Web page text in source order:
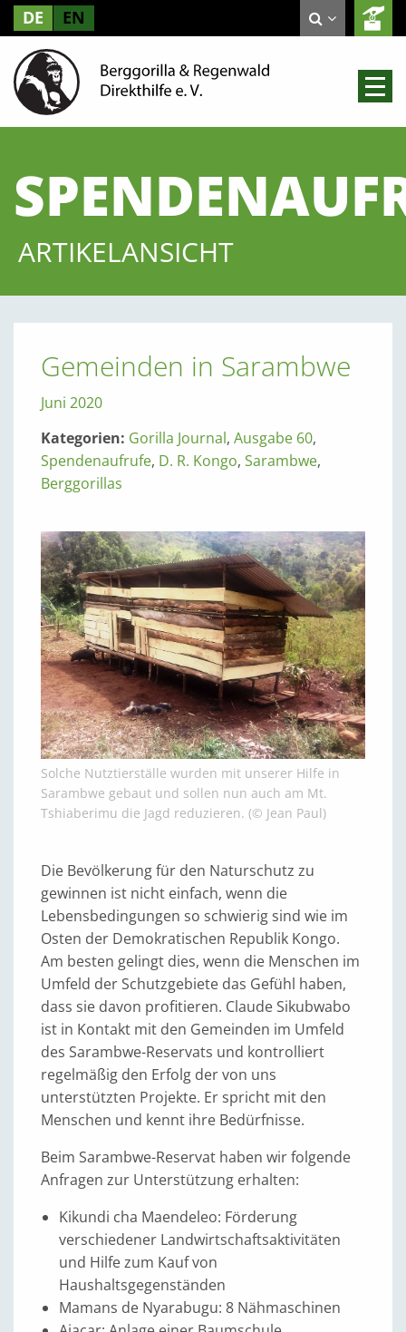
DE EN
ARTIKELANSICHT
Gemeinden in Sarambwe
Juni 2020
Kategorien: Gorilla Journal, Ausgabe 60,
Spendenaufrufe, D. R. Kongo, Sarambwe,
Berggorillas
Solche Nutztierställe wurden mit unserer Hilfe in
Sarambwe gebaut und sollen nun auch am Mt.
Tshiaberimu die Jagd reduzieren. (© Jean Paul)
Die Bevölkerung für den Naturschutz zu
gewinnen ist nicht einfach, wenn die
Lebensbedingungen so schwierig sind wie im
Osten der Demokratischen Republik Kongo.
Am besten gelingt dies, wenn die Menschen im
Umfeld der Schutzgebiete das Gefühl haben,
dass sie davon profitieren. Claude Sikubwabo
ist in Kontakt mit den Gemeinden im Umfeld
des Sarambwe-Reservats und kontrolliert
regelmäßig den Erfolg der von uns
unterstützten Projekte. Er spricht mit den
Menschen und kennt ihre Bedürfnisse.
Beim Sarambwe-Reservat haben wir folgende
Anfragen zur Unterstützung erhalten:
Kikundi cha Maendeleo: Förderung
verschiedener Landwirtschaftsaktivitäten
und Hilfe zum Kauf von
Haushaltsgegenständen
Mamans de Nyarabugu: 8 Nähmaschinen